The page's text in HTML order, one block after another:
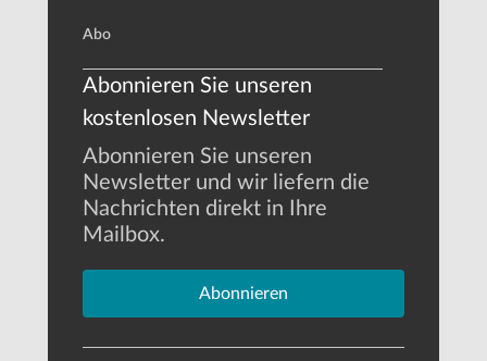
Abo
Abonnieren Sie unseren
kostenlosen Newsletter
Abonnieren Sie unseren
Newsletter und wir liefern die
Nachrichten direkt in Ihre
Mailbox.
Abonnieren